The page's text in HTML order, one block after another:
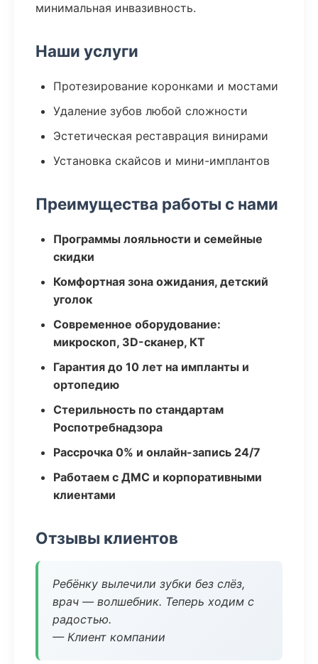
минимальная инвазивность.
Наши услуги
Протезирование коронками и мостами
Удаление зубов любой сложности
Эстетическая реставрация винирами
Установка скайсов и мини-имплантов
Преимущества работы с нами
Программы лояльности и семейные
скидки
Комфортная зона ожидания, детский
уголок
Современное оборудование:
микроскоп, 3D-сканер, КТ
Гарантия до 10 лет на импланты и
ортопедию
Стерильность по стандартам
Роспотребнадзора
Рассрочка 0% и онлайн-запись 24/7
Работаем с ДМС и корпоративными
клиентами
Отзывы клиентов
Ребёнку вылечили зубки без слёз,
врач — волшебник. Теперь ходим с
радостью.
— Клиент компании